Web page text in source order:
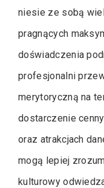
niesie ze sobą
pragnących
doświadczenia
profesjonalni
merytoryczną na
dostarczenie
oraz atrakcjach
mogą lepiej
kulturowy